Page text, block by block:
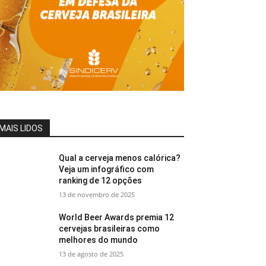
LIDOS
Qual a cerveja menos calórica?
Veja um infográfico com
ranking de 12 opções
13 de novembro de 2025
World Beer Awards premia 12
cervejas brasileiras como
melhores do mundo
13 de agosto de 2025